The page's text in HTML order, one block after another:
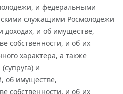
и федеральными
служащими Росмолодежи
и об имуществе,
собственности, и об их
характера, а также
и
об имуществе,
собственности, и об их